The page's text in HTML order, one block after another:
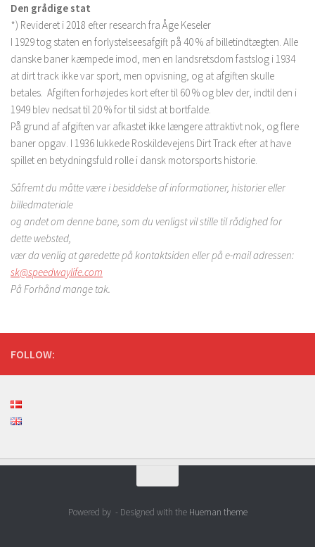
Den grådige stat
*) Revideret i 2018 efter research fra Åge Keseler
I 1929 tog staten en forlystelseesafgift på 40 % af billetindtægten. Alle
danske baner kæmpede imod, men en landsretsdom fastslog i 1934
at dirt track ikke var sport, men opvisning, og at afgiften skulle
betales. Afgiften forhøjedes kort efter til 60 % og blev der, indtil den i
1949 blev nedsat til 20 % for til sidst at bortfalde.
På grund af afgiften var afkastet ikke længere attraktivt nok, og flere
baner opgav. I 1936 lukkede Roskildevejens Dirt Track efter at have
spillet en betydningsfuld rolle i dansk motorsports historie.
Såfremt du måtte være i besiddelse af informationer, historier eller
billedmateriale
og andet om denne bane, som du venligst vil stille til rådighed for
dette websted,
vær da venlig at gøredette på kontaktsiden eller på e-mail adressen:
sk@speedwaylife.com
På Forhånd mange tak.
FOLLOW:
Powered by - Designed with the Hueman theme